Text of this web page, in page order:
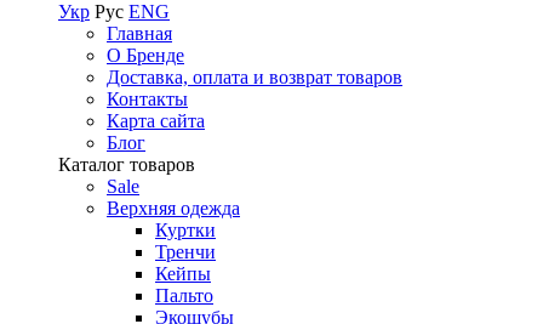
Укр Рус ENG
Главная
О Бренде
Доставка, оплата и возврат товаров
Контакты
Карта сайта
Блог
Каталог товаров
Sale
Верхняя одежда
Куртки
Тренчи
Кейпы
Пальто
Экошубы